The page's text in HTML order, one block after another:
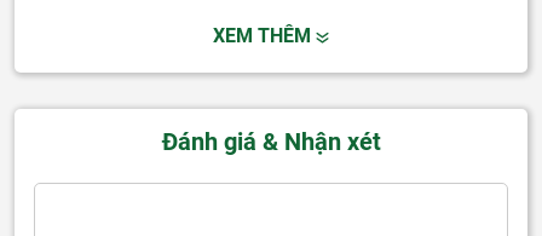
XEM THÊM
Đánh giá & Nhận xét